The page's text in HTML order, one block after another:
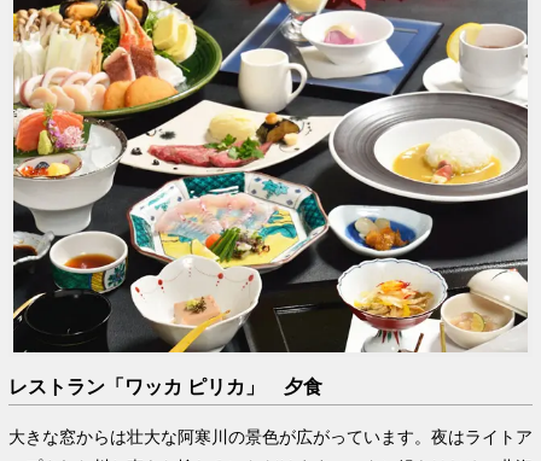
レストラン「ワッカ ピリカ」 夕食
大きな窓からは壮大な阿寒川の景色が広がっています。夜はライトア